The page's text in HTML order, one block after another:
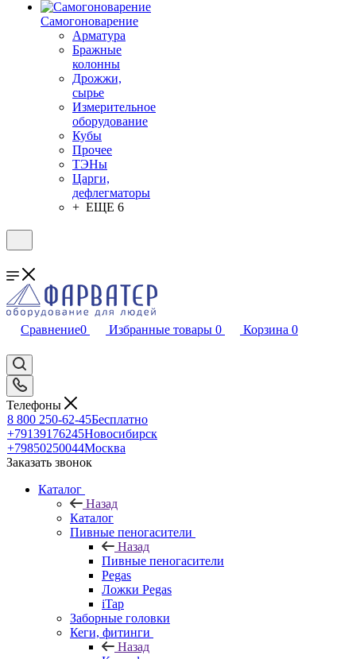
Самогоноварение
Арматура
Бражные
колонны
Дрожжи,
сырье
Измерительное
оборудование
Кубы
Прочее
ТЭНы
Царги,
дефлегматоры
+ ЕЩЕ 6
Сравнение0 Избранные товары 0 Корзина 0
Телефоны
8 800 250-62-45Бесплатно
+79139176245Новосибирск
+79850250044Москва
Заказать звонок
Каталог
Назад
Каталог
Пивные пеногасители
Назад
Пивные пеногасители
Pegas
Ложки Pegas
iTap
Заборные головки
Кеги, фитинги
Назад